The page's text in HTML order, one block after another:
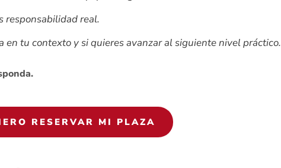
responsabilidad real.
tu contexto y si quieres avanzar al siguiente nivel práctico.
RESERVAR MI PLAZA